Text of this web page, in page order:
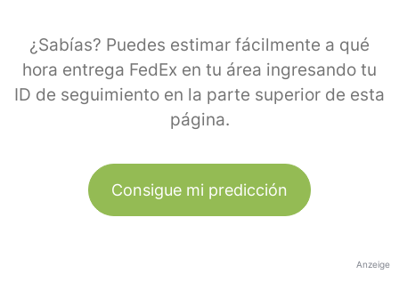
¿Sabías? Puedes estimar fácilmente a qué
hora entrega FedEx en tu área ingresando tu
ID de seguimiento en la parte superior de esta
página.
Consigue mi predicción
Anzeige